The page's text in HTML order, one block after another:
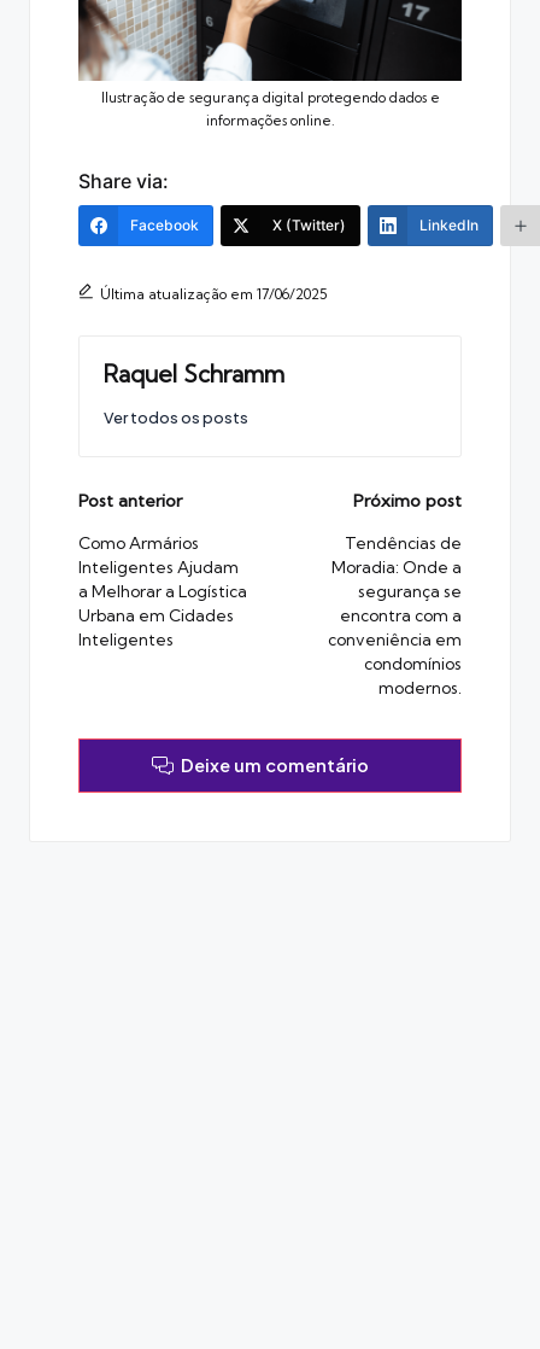
Ilustração de segurança digital protegendo dados e
informações online.
Share via:
Facebook X (Twitter) LinkedIn
Última atualização em 17/06/2025
Raquel Schramm
Ver todos os posts
Post
navigation
Post anterior
Como Armários
Inteligentes Ajudam
a Melhorar a Logística
Urbana em Cidades
Inteligentes
Próximo post
Tendências de
Moradia: Onde a
segurança se
encontra com a
conveniência em
condomínios
modernos.
Deixe um comentário